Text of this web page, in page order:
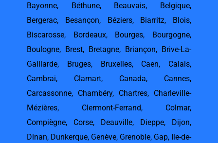
Bayonne, Béthune, Beauvais, Belgique,
Bergerac, Besançon, Béziers, Biarritz, Blois,
Biscarosse, Bordeaux, Bourges, Bourgogne,
Boulogne, Brest, Bretagne, Briançon, Brive-La-
Gaillarde, Bruges, Bruxelles, Caen, Calais,
Cambrai, Clamart, Canada, Cannes,
Carcassonne, Chambéry, Chartres, Charleville-
Mézières, Clermont-Ferrand, Colmar,
Compiègne, Corse, Deauville, Dieppe, Dijon,
Dinan, Dunkerque, Genève, Grenoble, Gap, Ile-de-